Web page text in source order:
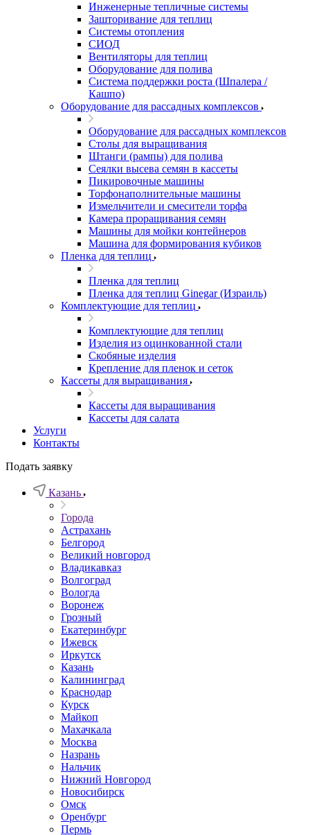
Инженерные тепличные системы
Зашторивание для теплиц
Системы отопления
СИОД
Вентиляторы для теплиц
Оборудование для полива
Система поддержки роста (Шпалера /
Кашпо)
Оборудование для рассадных комплексов
Оборудование для рассадных комплексов
Столы для выращивания
Штанги (рампы) для полива
Сеялки высева семян в кассеты
Пикировочные машины
Торфонаполнительные машины
Измельчители и смесители торфа
Камера проращивания семян
Машины для мойки контейнеров
Машина для формирования кубиков
Пленка для теплиц
Пленка для теплиц
Пленка для теплиц Ginegar (Израиль)
Комплектующие для теплиц
Комплектующие для теплиц
Изделия из оцинкованной стали
Скобяные изделия
Крепление для пленок и сеток
Кассеты для выращивания
Кассеты для выращивания
Кассеты для салата
Услуги
Контакты
Подать заявку
Казань
Города
Астрахань
Белгород
Великий новгород
Владикавказ
Волгоград
Вологда
Воронеж
Грозный
Екатеринбург
Ижевск
Иркутск
Казань
Калининград
Краснодар
Курск
Майкоп
Махачкала
Москва
Назрань
Нальчик
Нижний Новгород
Новосибирск
Омск
Оренбург
Пермь